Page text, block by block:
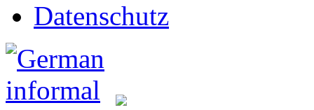
Datenschutz